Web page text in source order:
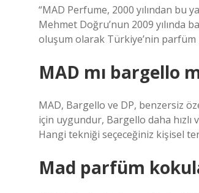
“MAD Perfume, 2000 yılından
Mehmet Doğru’nun 2009 yılında
oluşum olarak Türkiye’nin
MAD mı bargello
MAD, Bargello ve DP, benzersiz
için uygundur, Bargello daha
Hangi tekniği seçeceğiniz kişisel
Mad parfüm